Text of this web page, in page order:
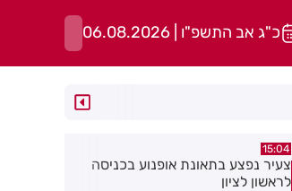
כ"ג אב התשפ"ו | 06.08.2026
14:52
כתב אישום נגד תושבת בת ים
בעקבות התעללות בפעוטות בגן בתל